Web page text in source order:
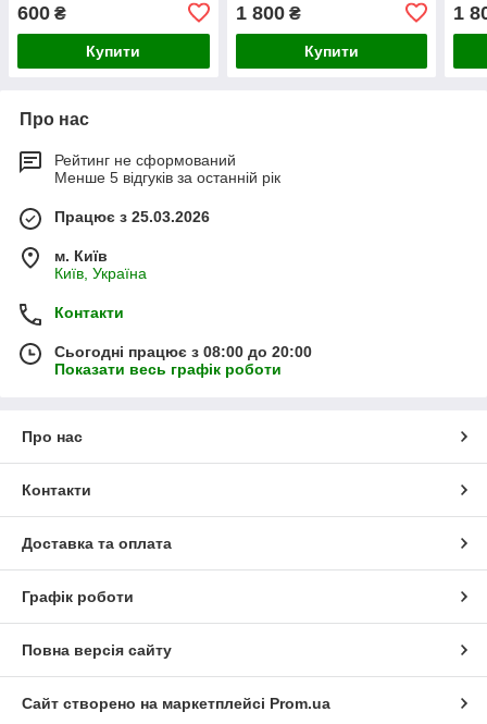
600 ₴
Купити
1 800₴
Купити
1
Про нас
Рейтинг не сформований
Менше 5 відгуків за останній рік
Працює з 25.03.2026
м. Київ
Київ, Україна
Контакти
Сьогодні працює з 08:00 до 20:00
Показати весь графік роботи
Про нас
Контакти
Доставка та оплата
Графік роботи
Повна версія сайту
Сайт створено на маркетплейсі Prom.ua